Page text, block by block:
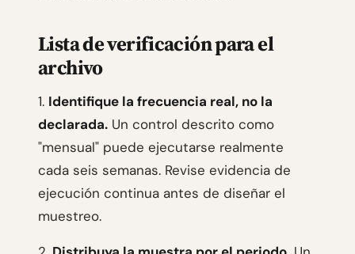
Lista de verificación para el
archivo
1. Identifique la frecuencia real, no la
declarada. Un control descrito como
"mensual" puede ejecutarse realmente
cada seis semanas. Revise evidencia de
ejecución continua antes de diseñar el
muestreo.